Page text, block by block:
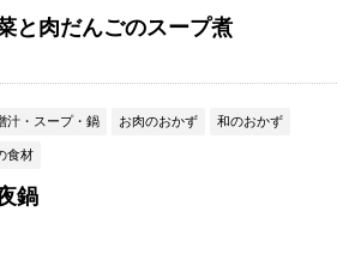
と肉だんごのスープ煮
汁・スープ・鍋 お肉のおかず 和のおかず
食材
鍋